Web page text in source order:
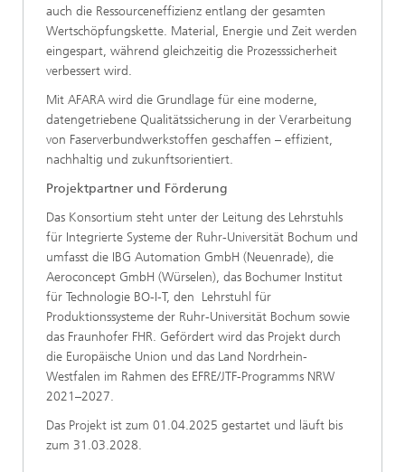
auch die Ressourceneffizienz entlang der gesamten
Wertschöpfungskette. Material, Energie und Zeit werden
eingespart, während gleichzeitig die Prozesssicherheit
verbessert wird.
Mit AFARA wird die Grundlage für eine moderne,
datengetriebene Qualitätssicherung in der Verarbeitung
von Faserverbundwerkstoffen geschaffen – effizient,
nachhaltig und zukunftsorientiert.
Projektpartner und Förderung
Das Konsortium steht unter der Leitung des Lehrstuhls
für Integrierte Systeme der Ruhr-Universität Bochum und
umfasst die IBG Automation GmbH (Neuenrade), die
Aeroconcept GmbH (Würselen), das Bochumer Institut
für Technologie BO-I-T, den Lehrstuhl für
Produktionssysteme der Ruhr-Universität Bochum sowie
das Fraunhofer FHR. Gefördert wird das Projekt durch
die Europäische Union und das Land Nordrhein-
Westfalen im Rahmen des EFRE/JTF-Programms NRW
2021–2027.
Das Projekt ist zum 01.04.2025 gestartet und läuft bis
zum 31.03.2028.